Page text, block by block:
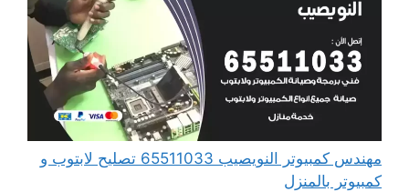
مهندس كمبيوتر النويصيب 65511033 تصليح لابتوب و
كمبيوتر بالمنزل